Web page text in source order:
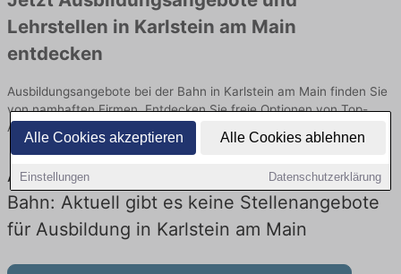
Alle Cookies akzeptieren Alle Cookies ablehnen
Einstellungen Datenschutzerklärung
Lehrstellen in Karlstein am Main
entdecken
Ausbildungsangebote bei der Bahn in Karlstein am Main finden Sie
von namhaften Firmen. Entdecken Sie freie Optionen von Top-
Arbeitgebern und bewerben Sie sich noch heute.
Ausbildung in Karlstein am Main bei der
Bahn: Aktuell gibt es keine Stellenangebote
für Ausbildung in Karlstein am Main